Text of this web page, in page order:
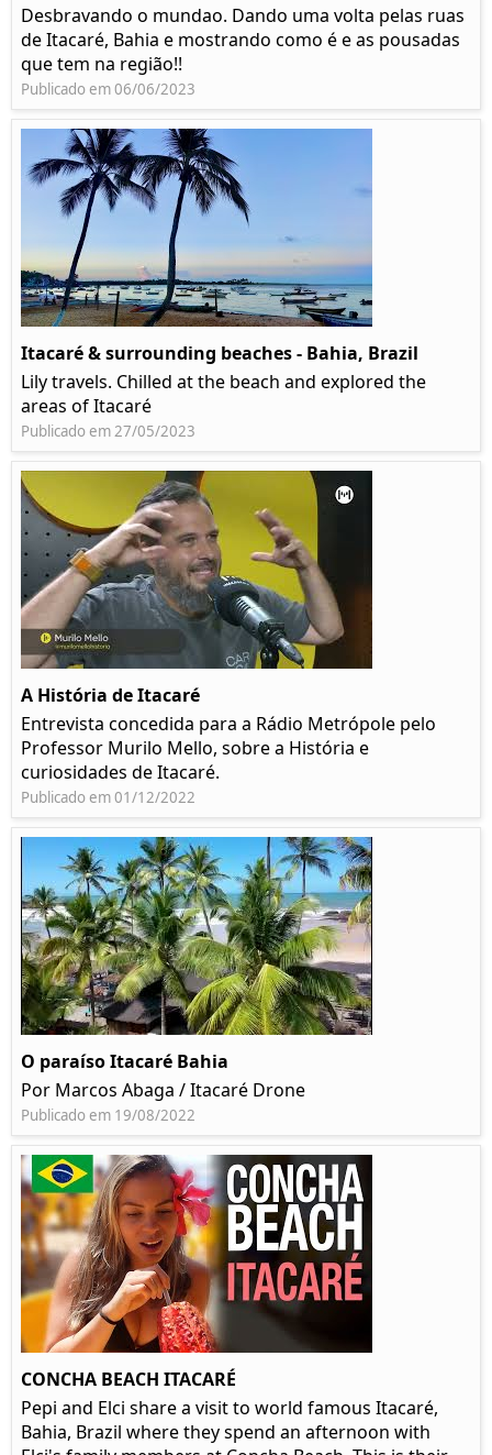
Desbravando o mundao. Dando uma volta pelas ruas
de Itacaré, Bahia e mostrando como é e as pousadas
que tem na região!!
Publicado em 06/06/2023
Itacaré & surrounding beaches - Bahia, Brazil
Lily travels. Chilled at the beach and explored the
areas of Itacaré
Publicado em 27/05/2023
A História de Itacaré
Entrevista concedida para a Rádio Metrópole pelo
Professor Murilo Mello, sobre a História e
curiosidades de Itacaré.
Publicado em 01/12/2022
O paraíso Itacaré Bahia
Por Marcos Abaga / Itacaré Drone
Publicado em 19/08/2022
CONCHA BEACH ITACARÉ
Pepi and Elci share a visit to world famous Itacaré,
Bahia, Brazil where they spend an afternoon with